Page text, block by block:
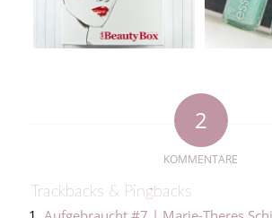
2
KOMMENTARE
Trackbacks & Pingbacks